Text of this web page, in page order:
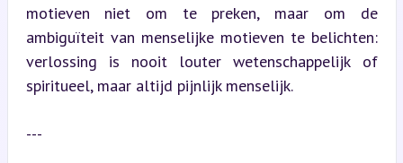
motieven niet om te preken, maar om de
ambiguïteit van menselijke motieven te belichten:
verlossing is nooit louter wetenschappelijk of
spiritueel, maar altijd pijnlijk menselijk.
---